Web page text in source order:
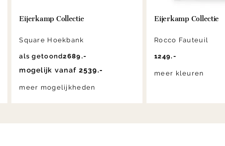
Eijerkamp Collectie
Square Hoekbank
als getoond2689.-
mogelijk vanaf 2539.-
meer mogelijkheden
Eijerkamp Collectie
Rocco Fauteuil
1249.-
meer kleuren